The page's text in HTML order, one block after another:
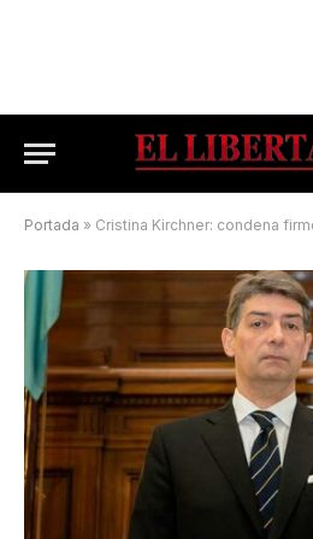
Portada » Cristina Kirchner: condena